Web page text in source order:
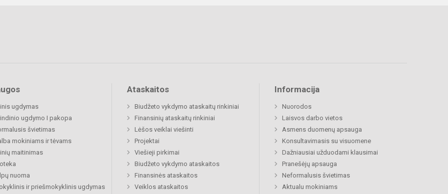
ugdymas
ugdymo I pakopa
švietimas
mokiniams ir tėvams
maitinimas
nuoma
ir priešmokyklinis ugdymas
Ataskaitos
Biudžeto vykdymo ataskaitų rinkiniai
Finansinių ataskaitų rinkiniai
Lėšos veiklai viešinti
Projektai
Viešieji pirkimai
Biudžeto vykdymo ataskaitos
Finansinės ataskaitos
Veiklos ataskaitos
Informacija
Nuorodos
Laisvos darbo vietos
Asmens duomenų apsauga
Konsultavimasis su visuomene
Dažniausiai užduodami klausimai
Pranešėjų apsauga
Neformalusis švietimas
Aktualu mokiniams